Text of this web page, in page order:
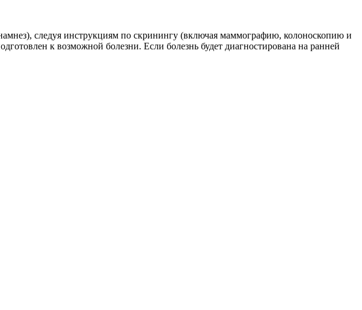
следуя инструкциям по скринингу (включая маммографию, колоноскопию и
к возможной болезни. Если болезнь будет диагностирована на ранней